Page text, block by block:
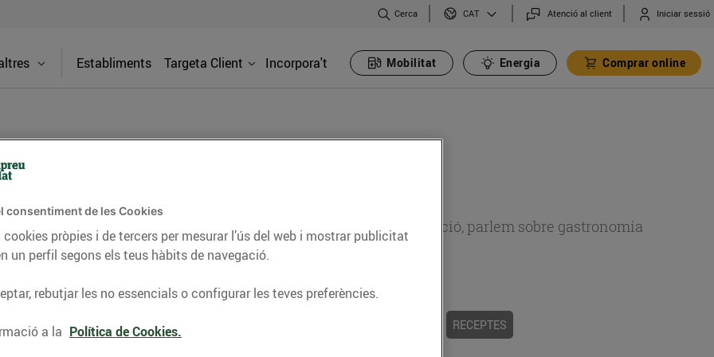
Cerca CAT Atenció al client Iniciar sessió
Establiments Targeta Client Incorpora't Mobilitat Energia Comprar online
consells nutricionals, informació d’actualitat sobre alimentació, parlem sobre gastronomia
del nostre territori i molts altres temes.
CONSELLS I HÀBITS SALUDABLES RECEPTES
consentiment de les Cookies
pròpies i de tercers per mesurar l’ús del web i mostrar publicitat
un perfil segons els teus hàbits de navegació.
rebutjar les no essencials o configurar les teves preferències.
a la Política de Cookies.